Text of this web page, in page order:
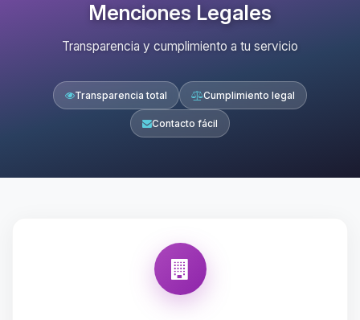
Menciones Legales
Transparencia y cumplimiento a tu servicio
Transparencia total Cumplimiento legal
Contacto fácil